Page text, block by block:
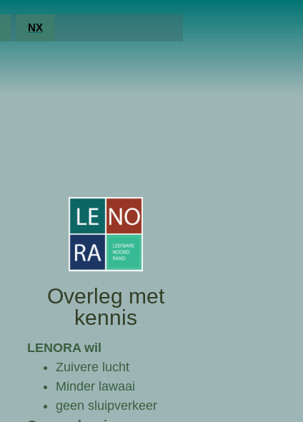
NX
Overleg met
kennis
LENORA wil
Zuivere lucht
Minder lawaai
geen sluipverkeer